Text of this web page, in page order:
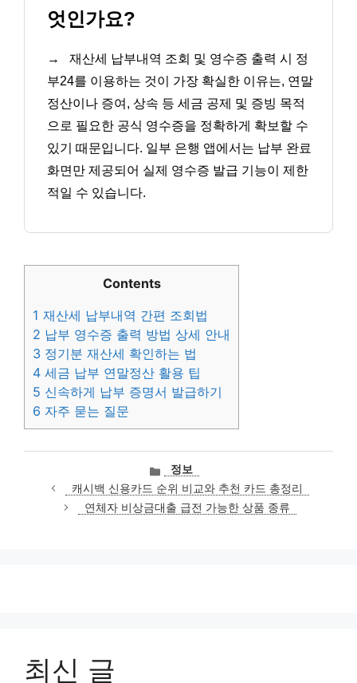
엇인가요?
→
재산세 납부내역 조회 및 영수증 출력 시 정
부24를 이용하는 것이 가장 확실한 이유는, 연말
정산이나 증여, 상속 등 세금 공제 및 증빙 목적
으로 필요한 공식 영수증을 정확하게 확보할 수
있기 때문입니다. 일부 은행 앱에서는 납부 완료
화면만 제공되어 실제 영수증 발급 기능이 제한
적일 수 있습니다.
Contents
1 재산세 납부내역 간편 조회법
2 납부 영수증 출력 방법 상세 안내
3 정기분 재산세 확인하는 법
4 세금 납부 연말정산 활용 팁
5 신속하게 납부 증명서 발급하기
6 자주 묻는 질문
카
테
고
리
정보
캐시백 신용카드 순위 비교와 추천 카드 총정리
연체자 비상금대출 급전 가능한 상품 종류
최신 글